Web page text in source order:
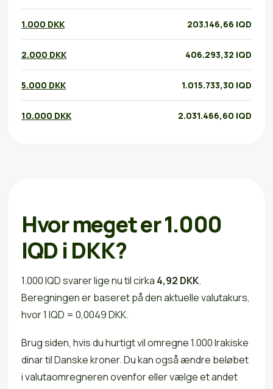
1.000 DKK 203.146,66 IQD
2.000 DKK 406.293,32 IQD
5.000 DKK 1.015.733,30 IQD
10.000 DKK 2.031.466,60 IQD
Hvor meget er 1.000
IQD i DKK?
1.000 IQD svarer lige nu til cirka 4,92 DKK.
Beregningen er baseret på den aktuelle valutakurs,
hvor 1 IQD = 0,0049 DKK.
Brug siden, hvis du hurtigt vil omregne 1.000 Irakiske
dinar til Danske kroner. Du kan også ændre beløbet
i valutaomregneren ovenfor eller vælge et andet